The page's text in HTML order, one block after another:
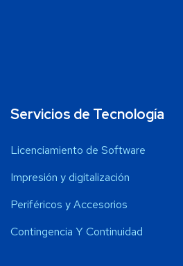
Servicios de Tecnología
Licenciamiento de Software
Impresión y digitalización
Periféricos y Accesorios
Contingencia Y Continuidad